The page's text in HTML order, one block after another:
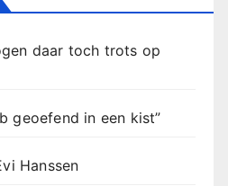
daar toch trots op
geoefend in een kist”
Hanssen